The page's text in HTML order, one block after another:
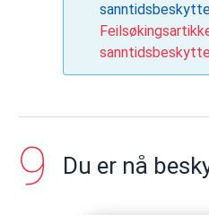
Du er nå